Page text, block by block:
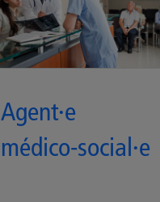
Agent·e
médico-social·e